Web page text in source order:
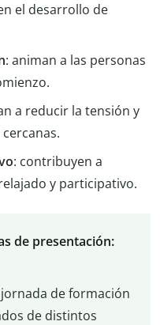
el desarrollo de
: animan a las personas
a reducir la tensión y
: contribuyen a
y participativo.
de presentación:
de formación
de distintos